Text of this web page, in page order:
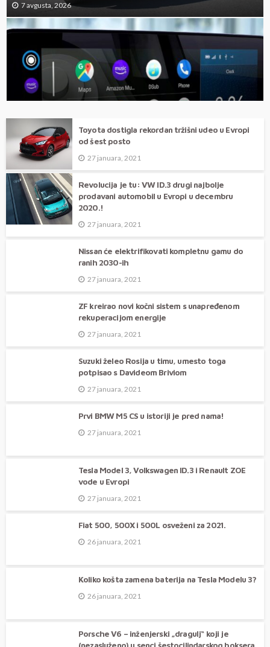
7 avgusta, 2026
Toyota dostigla rekordan tržišni udeo u Evropi
od šest posto
27 januara, 2021
Revolucija je tu: VW ID.3 drugi najbolje
prodavani automobil u Evropi u decembru
2020.!
27 januara, 2021
Nissan će elektrifikovati kompletnu gamu do
ranih 2030-ih
27 januara, 2021
ZF kreirao novi kočni sistem s unapređenom
rekuperacijom energije
27 januara, 2021
Suzuki želeo Rosija u timu, umesto toga
potpisao s Davideom Briviom
27 januara, 2021
Prvi BMW M5 CS u istoriji je pred nama!
27 januara, 2021
Tesla Model 3, Volkswagen ID.3 i Renault ZOE
vode u Evropi
27 januara, 2021
Fiat 500, 500X i 500L osveženi za 2021.
26 januara, 2021
Koliko košta zamena baterija na Tesla Modelu 3?
26 januara, 2021
Porsche V6 – inženjerski „dragulj“ koji je